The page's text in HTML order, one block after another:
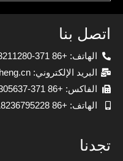
اتصل بنا
الهاتف: +86 371-63211280
البريد الإلكتروني: eileen@hnsicheng.cn
الفاكس: +86 371-60305637
الهاتف: +86 18236795228
تجدنا